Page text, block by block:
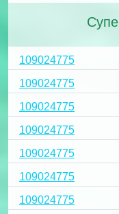
109024775
109024775
109024775
109024775
109024775
109024775
109024775